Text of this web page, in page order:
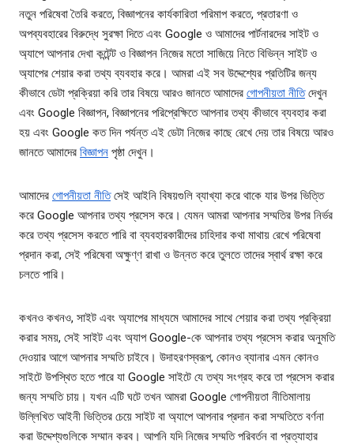
নতুন পরিষেবা তৈরি করতে, বিজ্ঞাপনের কার্যকারিতা পরিমাপ করতে, প্রতারণা ও
অপব্যবহারের বিরুদ্ধে সুরক্ষা দিতে এবং Google ও আমাদের পার্টনারদের সাইট ও
অ্যাপে আপনার দেখা কন্টেন্ট ও বিজ্ঞাপন নিজের মতো সাজিয়ে নিতে বিভিন্ন সাইট ও
অ্যাপের শেয়ার করা তথ্য ব্যবহার করে। আমরা এই সব উদ্দেশ্যের প্রতিটির জন্য
কীভাবে ডেটা প্রক্রিয়া করি তার বিষয়ে আরও জানতে আমাদের গোপনীয়তা নীতিদেখুন
এবং Google বিজ্ঞাপন, বিজ্ঞাপনের পরিপ্রেক্ষিতে আপনার তথ্য কীভাবে ব্যবহার করা
হয় এবং Google কত দিন পর্যন্ত এই ডেটা নিজের কাছে রেখে দেয় তার বিষয়ে আরও
জানতে আমাদের বিজ্ঞাপন পৃষ্ঠা দেখুন।
আমাদের গোপনীয়তা নীতিসেই আইনি বিষয়গুলি ব্যাখ্যা করে থাকে যার উপর ভিত্তি
করে Google আপনার তথ্য প্রসেস করে। যেমন আমরা আপনার সম্মতির উপর নির্ভর
করে তথ্য প্রসেস করতে পারি বা ব্যবহারকারীদের চাহিদার কথা মাথায় রেখে পরিষেবা
প্রদান করা, সেই পরিষেবা অক্ষুণ্ণ রাখা ও উন্নত করে তুলতে তাদের স্বার্থ রক্ষা করে
চলতে পারি।
কখনও কখনও, সাইট এবং অ্যাপের মাধ্যমে আমাদের সাথে শেয়ার করা তথ্য প্রক্রিয়া
করার সময়, সেই সাইট এবং অ্যাপ Google-কে আপনার তথ্য প্রসেস করার অনুমতি
দেওয়ার আগে আপনার সম্মতি চাইবে। উদাহরণস্বরূপ, কোনও ব্যানার এমন কোনও
সাইটে উপস্থিত হতে পারে যা Google সাইটে যে তথ্য সংগ্রহ করে তা প্রসেস করার
জন্য সম্মতি চায়। যখন এটি ঘটে তখন আমরা Google গোপনীয়তা নীতিমালায়
উল্লিখিত আইনী ভিত্তির চেয়ে সাইট বা অ্যাপে আপনার প্রদান করা সম্মতিতে বর্ণনা
করা উদ্দেশ্যগুলিকে সম্মান করব। আপনি যদি নিজের সম্মতি পরিবর্তন বা প্রত্যাহার